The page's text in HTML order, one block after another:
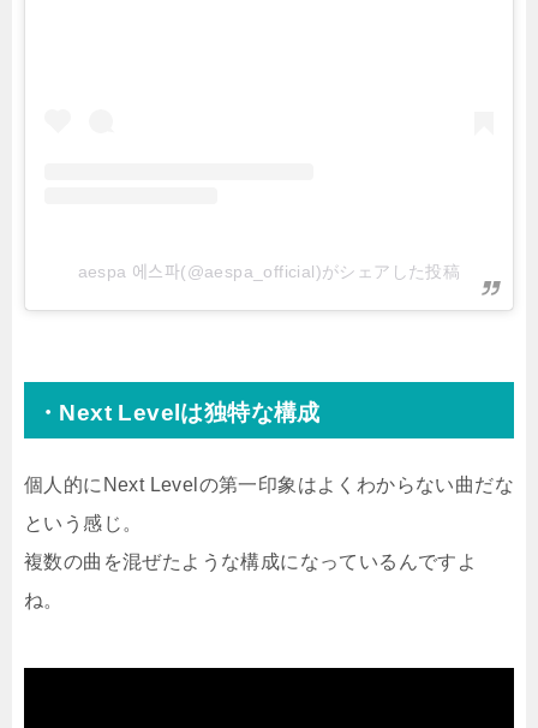
aespa 에스파(@aespa_official)がシェアした投稿
・Next Levelは独特な構成
個人的にNext Levelの第一印象はよくわからない曲だな
という感じ。
複数の曲を混ぜたような構成になっているんですよ
ね。